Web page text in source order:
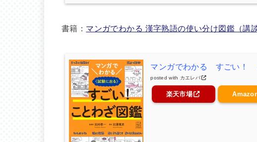
書籍： マンガでわかる 漢字熟語の使い分け図鑑（講談
マンガでわかる すごい！
posted with カエレバ
楽天市場